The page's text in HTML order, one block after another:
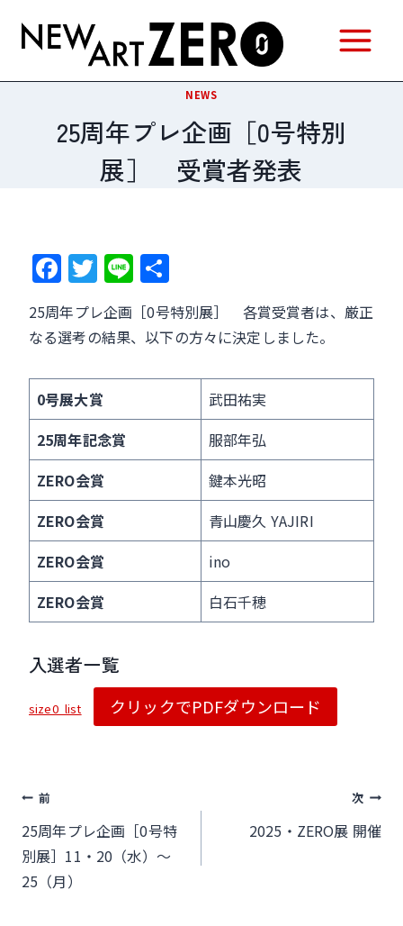
ス
NEWS
25周年プレ企画［0号特別
展］ 受賞者発表
F
a
c
e
b
o
o
k
T
w
itt
er
Li
n
e
有
25周年プレ企画［0号特別展］ 各賞受賞者は、厳正
なる選考の結果、以下の方々に決定しました。
0号展大賞
武田祐実
25周年記念賞
服部年弘
ZERO会賞
鍵本光昭
ZERO会賞
青山慶久 YAJIRI
ZERO会賞
ino
ZERO会賞
白石千穂
入選者一覧
size0_list クリックでPDFダウンロード
投
稿
ナ
ビ
前
25周年プレ企画［0号特
別展］11・20（水）〜
25（月）
次
2025・ZERO展 開催